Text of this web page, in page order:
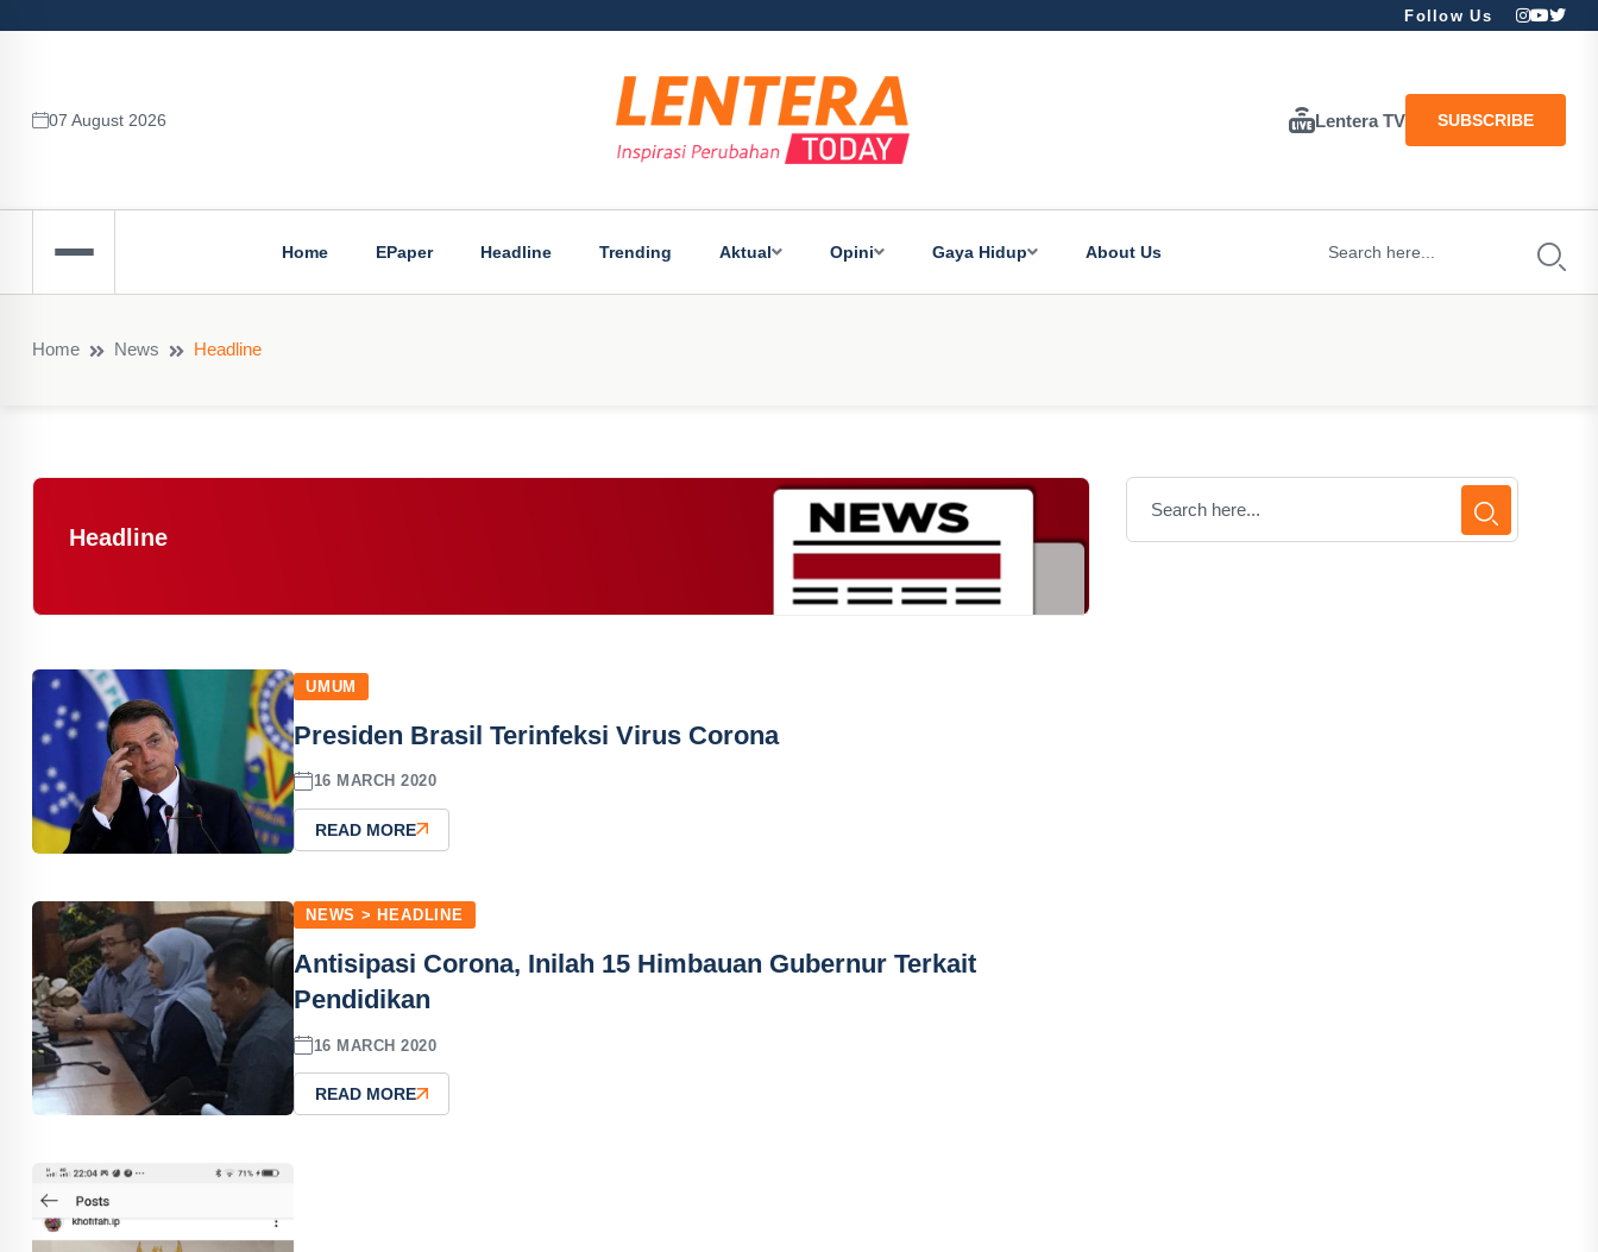
Follow Us
07 August 2026 Lentera TV SUBSCRIBE
Home EPaper Headline Trending Aktual Opini Gaya Hidup About Us
Home News Headline
Headline
UMUM
Presiden Brasil Terinfeksi Virus Corona
16 MARCH 2020
READ MORE
NEWS > HEADLINE
Antisipasi Corona, Inilah 15 Himbauan Gubernur Terkait
Pendidikan
16 MARCH 2020
READ MORE